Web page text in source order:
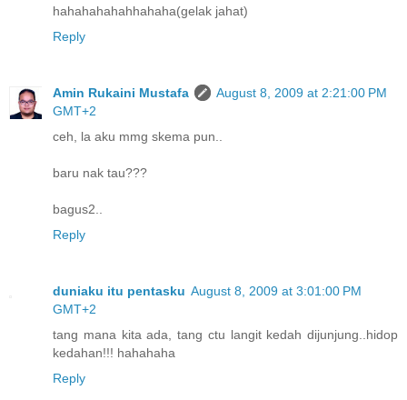
hahahahahahhahaha(gelak jahat)
Reply
Amin Rukaini Mustafa
August 8, 2009 at 2:21:00 PM
GMT+2
ceh, la aku mmg skema pun..
baru nak tau???
bagus2..
Reply
duniaku itu pentasku August 8, 2009 at 3:01:00 PM
GMT+2
tang mana kita ada, tang ctu langit kedah dijunjung..hidop
kedahan!!! hahahaha
Reply